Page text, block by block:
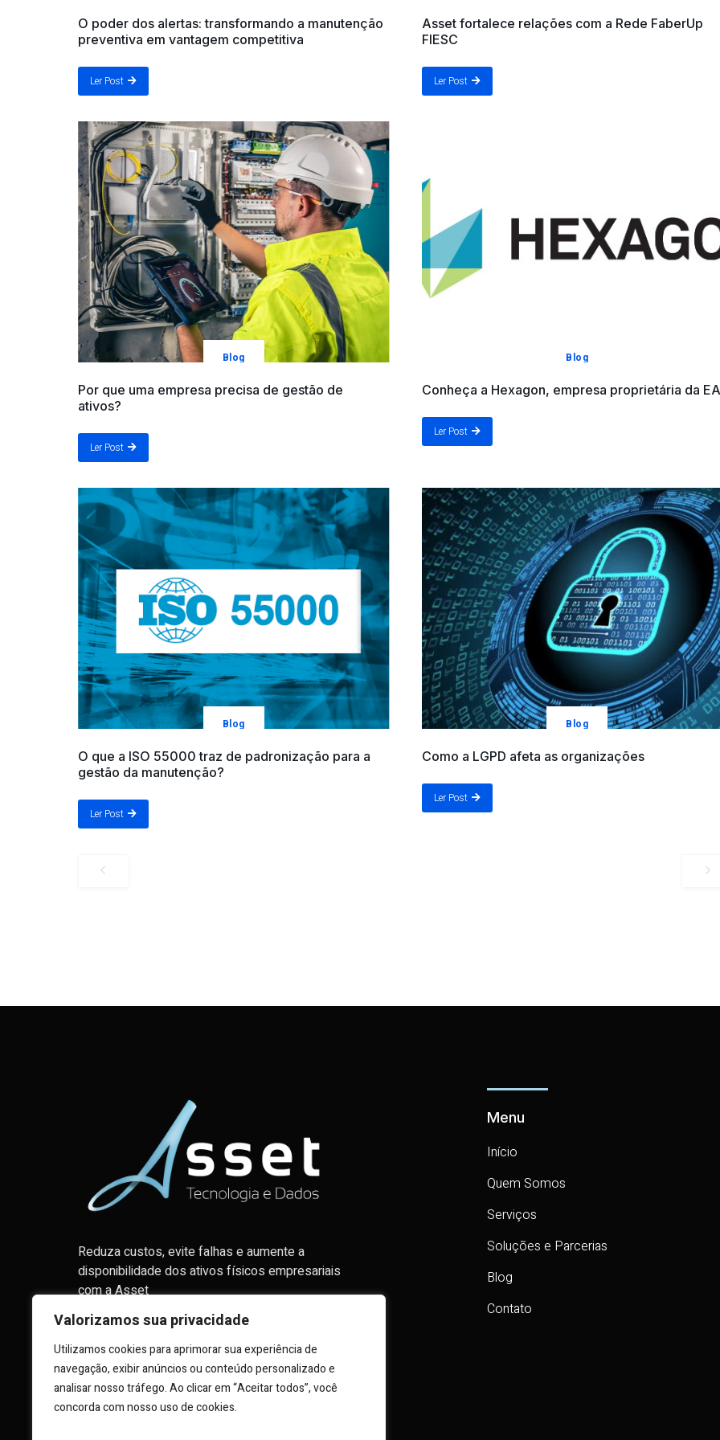
Valorizamos sua privacidade
Utilizamos cookies para aprimorar sua experiência de
navegação, exibir anúncios ou conteúdo personalizado e
analisar nosso tráfego. Ao clicar em “Aceitar todos”, você
concorda com nosso uso de cookies.
O poder dos alertas: transformando a manutenção
preventiva em vantagem competitiva
Ler Post
Asset fortalece relações com a Rede FaberUp
FIESC
Ler Post
Blog
Por que uma empresa precisa de gestão de
ativos?
Ler Post
Blog
Conheça a Hexagon, empresa proprietária da
Ler Post
Blog
O que a ISO 55000 traz de padronização para a
gestão da manutenção?
Ler Post
Blog
Como a LGPD afeta as organizações
Ler Post
Reduza custos, evite falhas e aumente a
disponibilidade dos ativos físicos empresariais
com a Asset
Edifício Brasília Trade Center - Brasília - DF
CEP: 70711-902
contato@assettec.com
Menu
Início
Quem Somos
Serviços
Soluções e Parcerias
Blog
Contato